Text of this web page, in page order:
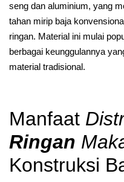
seng dan aluminium, yang
tahan mirip baja
ringan. Material ini mulai
berbagai keunggulannya
material tradisional.
Manfaat
Ringan
Konstruksi